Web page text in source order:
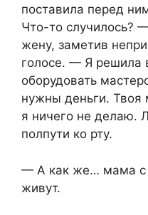
поставила перед
Что-то случилось?
жену, заметив
голосе. — Я решила
оборудовать
нужны деньги. Твоя
я ничего не делаю.
полпути ко рту.
— А как же… мама с
живут.